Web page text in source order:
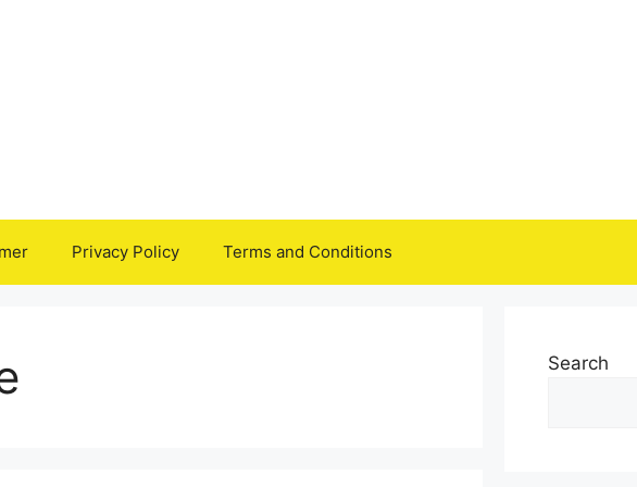
Privacy Policy Terms and Conditions
Search